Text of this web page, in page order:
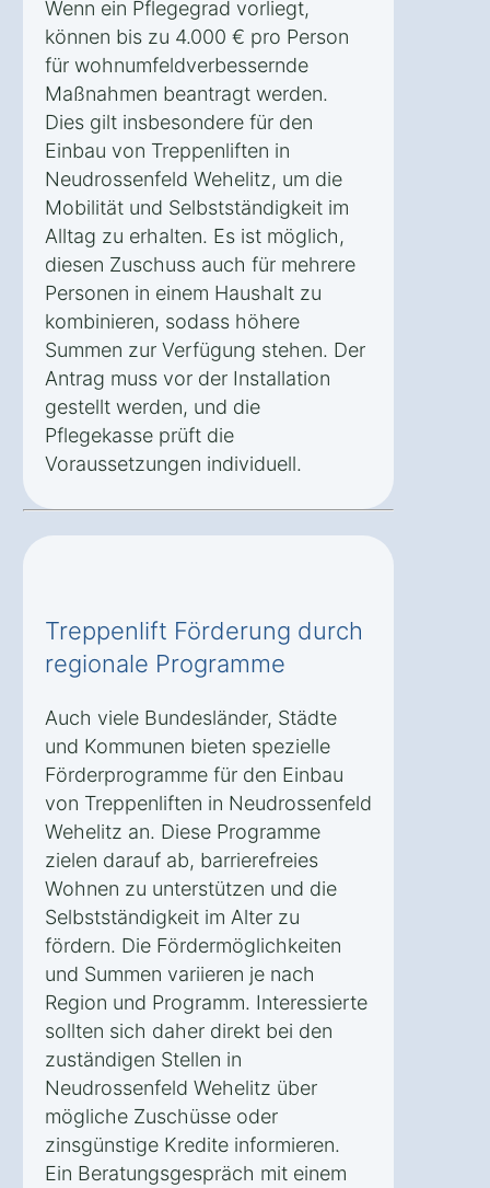
Wenn ein Pflegegrad vorliegt,
können bis zu 4.000 € pro Person
für wohnumfeldverbessernde
Maßnahmen beantragt werden.
Dies gilt insbesondere für den
Einbau von Treppenliften in
Neudrossenfeld Wehelitz, um die
Mobilität und Selbstständigkeit im
Alltag zu erhalten. Es ist möglich,
diesen Zuschuss auch für mehrere
Personen in einem Haushalt zu
kombinieren, sodass höhere
Summen zur Verfügung stehen. Der
Antrag muss vor der Installation
gestellt werden, und die
Pflegekasse prüft die
Voraussetzungen individuell.
Treppenlift Förderung durch
regionale Programme
Auch viele Bundesländer, Städte
und Kommunen bieten spezielle
Förderprogramme für den Einbau
von Treppenliften in Neudrossenfeld
Wehelitz an. Diese Programme
zielen darauf ab, barrierefreies
Wohnen zu unterstützen und die
Selbstständigkeit im Alter zu
fördern. Die Fördermöglichkeiten
und Summen variieren je nach
Region und Programm. Interessierte
sollten sich daher direkt bei den
zuständigen Stellen in
Neudrossenfeld Wehelitz über
mögliche Zuschüsse oder
zinsgünstige Kredite informieren.
Ein Beratungsgespräch mit einem